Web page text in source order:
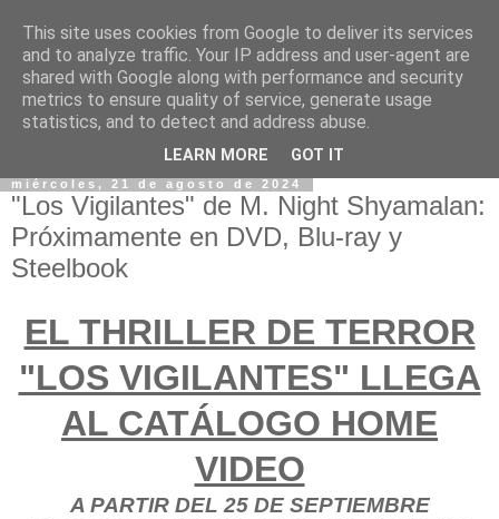
miércoles, 21 de agosto de 2024
"Los Vigilantes" de M. Night Shyamalan:
Próximamente en DVD, Blu-ray y
Steelbook
EL THRILLER DE TERROR
"LOS VIGILANTES" LLEGA
AL CATÁLOGO HOME
VIDEO
A PARTIR DEL 25 DE SEPTIEMBRE
This site uses cookies from Google to deliver its services
and to analyze traffic. Your IP address and user-agent are
shared with Google along with performance and security
metrics to ensure quality of service, generate usage
statistics, and to detect and address abuse.
LEARN MORE GOT IT